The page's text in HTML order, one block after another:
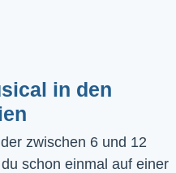
in den
zwischen 6 und 12
schon einmal auf einer